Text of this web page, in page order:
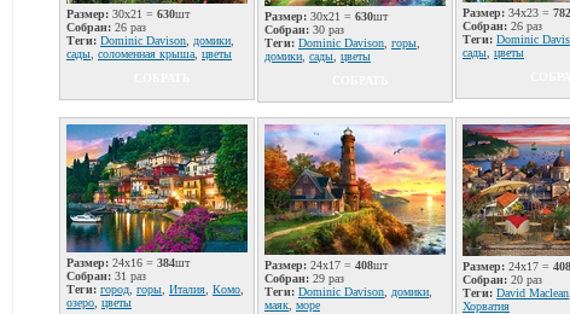
Размер: 30x21 = 630шт
Собран: 26 раз
Теги: Dominic Davison домики
сады соломенная крыша цветы
Размер: 30x21 = 630шт
Собран: 30 раз
Теги: Dominic Davison горы
домики сады цветы
Размер: 34x23 = 782
Собран: 26 раз
Теги: Dominic
сады цветы
Размер: 24x16 = 384шт
Собран: 31 раз
Теги: город горы Италия Комо
озеро цветы
Размер: 24x17 = 408шт
Собран: 29 раз
Теги: Dominic Davison домики
маяк море
Размер: 24x17 = 408
Собран: 20 раз
Теги: David Maclean
Хорватия